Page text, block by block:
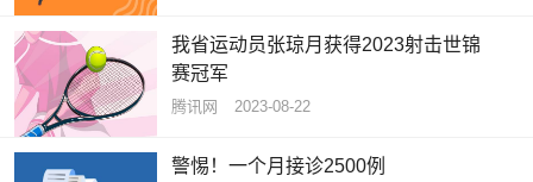
我省运动员张琼月获得2023射击世锦
赛冠军
腾讯网 2023-08-22
警惕！一个月接诊2500例